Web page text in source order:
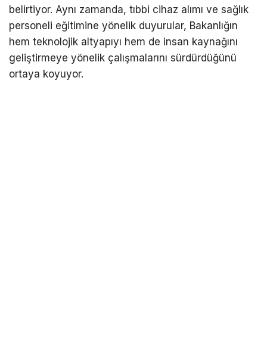
belirtiyor. Aynı zamanda, tıbbi cihaz alımı ve sağlık
personeli eğitimine yönelik duyurular, Bakanlığın
hem teknolojik altyapıyı hem de insan kaynağını
geliştirmeye yönelik çalışmalarını sürdürdüğünü
ortaya koyuyor.